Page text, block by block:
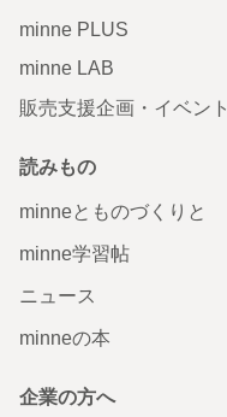
minne PLUS
minne LAB
販売支援企画・イベント
読みもの
minneとものづくりと
minne学習帖
ニュース
minneの本
企業の方へ